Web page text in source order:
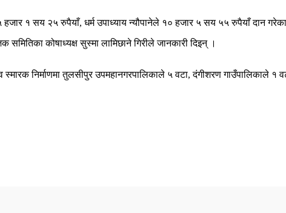
१ सय २५ रुपैयाँ, धर्म उपाध्याय न्यौपानेले १० हजार ५ सय ५५ रुपैयाँ दान
कोषाध्यक्ष सुस्मा लामिछाने गिरीले जानकारी दिइन् ।
निर्माणमा तुलसीपुर उपमहानगरपालिकाले ५ वटा, दंगीशरण गाउँपालिकाले १